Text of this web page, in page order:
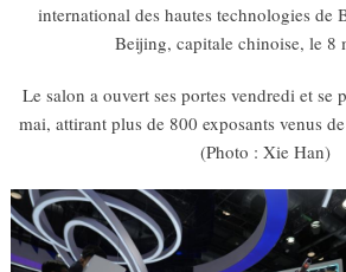
international des hautes technologies de
Beijing, capitale chinoise, le 8
Le salon a ouvert ses portes vendredi et se
mai, attirant plus de 800 exposants venus
(Photo : Xie Han)